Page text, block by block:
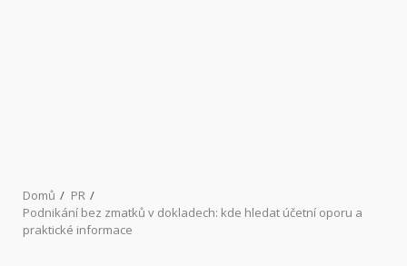
Domů
PR
Podnikání bez zmatků v dokladech: kde hledat účetní oporu a
praktické informace